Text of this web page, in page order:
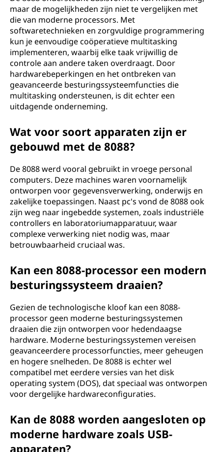
maar de mogelijkheden zijn niet te vergelijken met
die van moderne processors. Met
softwaretechnieken en zorgvuldige programmering
kun je eenvoudige coöperatieve multitasking
implementeren, waarbij elke taak vrijwillig de
controle aan andere taken overdraagt. Door
hardwarebeperkingen en het ontbreken van
geavanceerde besturingssysteemfuncties die
multitasking ondersteunen, is dit echter een
uitdagende onderneming.
Wat voor soort apparaten zijn er
gebouwd met de 8088?
De 8088 werd vooral gebruikt in vroege personal
computers. Deze machines waren voornamelijk
ontworpen voor gegevensverwerking, onderwijs en
zakelijke toepassingen. Naast pc's vond de 8088 ook
zijn weg naar ingebedde systemen, zoals industriële
controllers en laboratoriumapparatuur, waar
complexe verwerking niet nodig was, maar
betrouwbaarheid cruciaal was.
Kan een 8088-processor een modern
besturingssysteem draaien?
Gezien de technologische kloof kan een 8088-
processor geen moderne besturingssystemen
draaien die zijn ontworpen voor hedendaagse
hardware. Moderne besturingssystemen vereisen
geavanceerdere processorfuncties, meer geheugen
en hogere snelheden. De 8088 is echter wel
compatibel met eerdere versies van het disk
operating system (DOS), dat speciaal was ontworpen
voor dergelijke hardwareconfiguraties.
Kan de 8088 worden aangesloten op
moderne hardware zoals USB-
apparaten?